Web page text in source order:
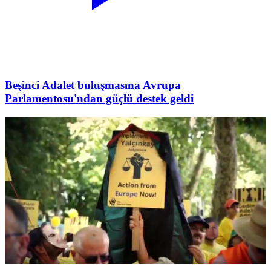
Beşinci Adalet buluşmasına Avrupa
Parlamentosu'ndan güçlü destek geldi